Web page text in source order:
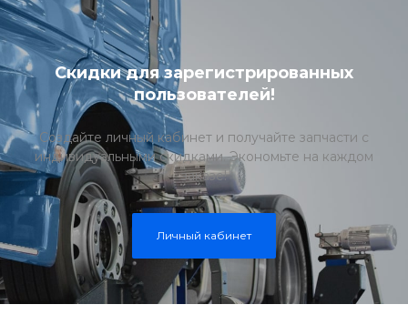
Скидки для зарегистрированных
пользователей!
Создайте личный кабинет и получайте запчасти с
индивидуальными скидками. Экономьте на каждом
заказе!
Личный кабинет